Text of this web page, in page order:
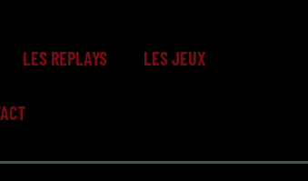
LES REPLAYS LES JEUX